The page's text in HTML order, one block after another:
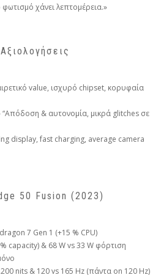
χάνει λεπτομέρεια.»
value, ισχυρό chipset, κορυφαία
& αυτονομία, μικρά glitches σε
display, fast charging, average camera
50 Fusion (2023)
7 Gen 1 (+15 % CPU)
capacity) & 68 W vs 33 W φόρτιση
nits & 120 vs 165 Hz (πάντα on 120 Hz)